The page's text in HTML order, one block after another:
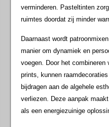
verminderen. Pasteltinten
ruimtes doordat zij minder
Daarnaast wordt
manier om dynamiek en
voegen. Door het
prints, kunnen
bijdragen aan de algehele
verliezen. Deze aanpak
als een energiezuinige